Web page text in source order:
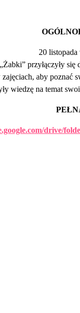
20
„Żabki” przyłączyły
aby
wiedzę na temat
drive/